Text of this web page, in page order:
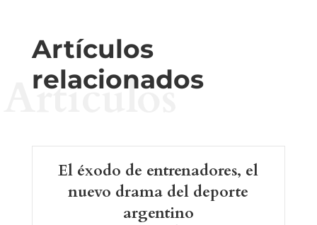
Artículos
relacionados
Artículos
El éxodo de entrenadores, el
nuevo drama del deporte
argentino